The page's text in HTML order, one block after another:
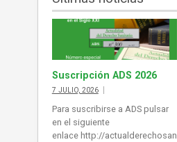
Suscripción ADS 2026
7 JULIO, 2026
Para suscribirse a ADS pulsar
en el siguiente
enlace http://actualderechosan